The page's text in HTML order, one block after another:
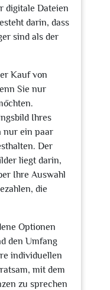
digitale Dateien
darin, dass
sind als der
Kauf von
Sie nur
Ihres
nur ein paar
Der
liegt darin,
Ihre Auswahl
die
Optionen
den Umfang
individuellen
mit dem
zu sprechen